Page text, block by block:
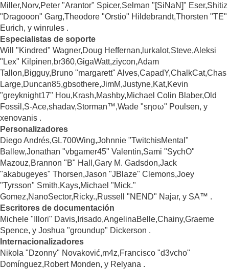
Miller,Norv,Peter "Arantor" Spicer,Selman "[SiNaN]" Eser,Shitiz
"Dragooon" Garg,Theodore "Orstio" Hildebrandt,Thorsten "TE"
Eurich, y winrules .
Especialistas de soporte
Will "Kindred" Wagner,Doug Heffernan,lurkalot,Steve,Aleksi
"Lex" Kilpinen,br360,GigaWatt,ziycon,Adam
Tallon,Bigguy,Bruno "margarett" Alves,CapadY,ChalkCat,Chas
Large,Duncan85,gbsothere,JimM,Justyne,Kat,Kevin
"greyknight17" Hou,Krash,Mashby,Michael Colin Blaber,Old
Fossil,S-Ace,shadav,Storman™,Wade "sησω" Poulsen, y
xenovanis .
Personalizadores
Diego Andrés,GL700Wing,Johnnie "TwitchisMental"
Ballew,Jonathan "vbgamer45" Valentin,Sami "SychO"
Mazouz,Brannon "B" Hall,Gary M. Gadsdon,Jack
"akabugeyes" Thorsen,Jason "JBlaze" Clemons,Joey
"Tyrsson" Smith,Kays,Michael "Mick."
Gomez,NanoSector,Ricky.,Russell "NEND" Najar, y SA™ .
Escritores de documentación
Michele "Illori" Davis,Irisado,AngelinaBelle,Chainy,Graeme
Spence, y Joshua "groundup" Dickerson .
Internacionalizadores
Nikola "Dzonny" Novaković,m4z,Francisco "d3vcho"
Domínguez,Robert Monden, y Relyana .